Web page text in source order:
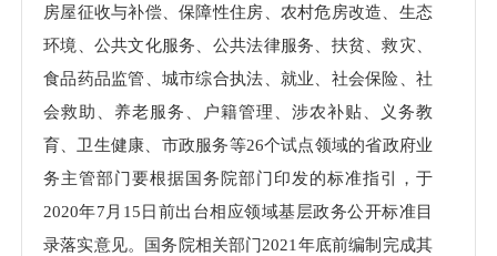
房屋征收与补偿、保障性住房、农村危房改造、生态
环境、公共文化服务、公共法律服务、扶贫、救灾、
食品药品监管、城市综合执法、就业、社会保险、社
会救助、养老服务、户籍管理、涉农补贴、义务教
育、卫生健康、市政服务等26个试点领域的省政府业
务主管部门要根据国务院部门印发的标准指引，于
2020年7月15日前出台相应领域基层政务公开标准目
录落实意见。国务院相关部门2021年底前编制完成其